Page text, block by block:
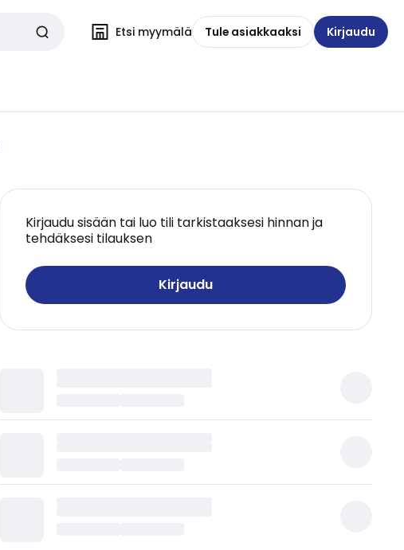
Etsi myymälä Tule asiakkaaksi Kirjaudu
Kirjaudu sisään tai luo tili tarkistaaksesi hinnan ja
tehdäksesi tilauksen
Kirjaudu